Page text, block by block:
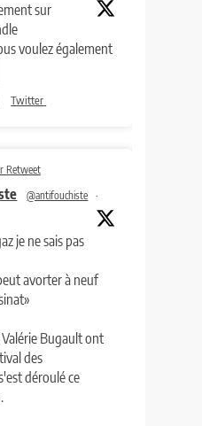
sur
voulez également
Twitter
Retweet
@antifouchiste
·
je ne sais pas
avorter à neuf
Bugault ont
des
déroulé ce